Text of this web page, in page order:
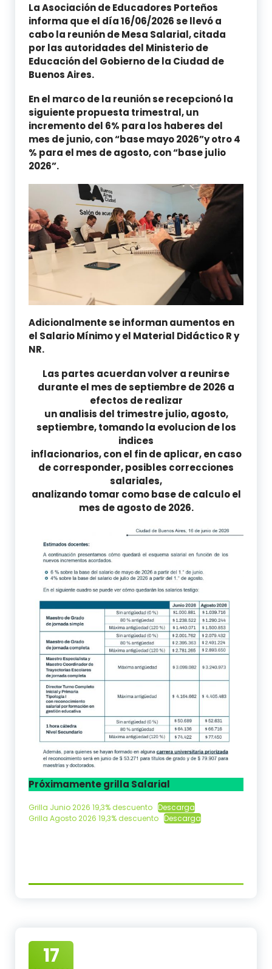
La Asociación de Educadores Porteños
informa que el día 16/06/2026 se llevó a
cabo la reunión de Mesa Salarial, citada
por las autoridades del Ministerio de
Educación del Gobierno de la Ciudad de
Buenos Aires.
En el marco de la reunión se recepcionó la
siguiente propuesta trimestral, un
incremento del 6% para los haberes del
mes de junio, con “base mayo 2026”y otro 4
% para el mes de agosto, con “base julio
2026”.
Adicionalmente se informan aumentos en
el Salario Mínimo y el Material Didáctico R y
NR.
Las partes acuerdan volver a reunirse
durante el mes de septiembre de 2026 a
efectos de realizar
un analisis del trimestre julio, agosto,
septiembre, tomando la evolucion de los
indices
inflacionarios, con el fin de aplicar, en caso
de corresponder, posibles correcciones
salariales,
analizando tomar como base de calculo el
mes de agosto de 2026.
Próximamente grilla Salarial
Grilla Junio 2026 19,3% descuento Descarga
Grilla Agosto 2026 19,3% descuento Descarga
17